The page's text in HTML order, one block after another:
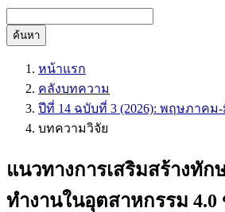
ค้นหา
หน้าแรก
คลังบทความ
ปีที่ 14 ฉบับที่ 3 (2026): พฤษภาคม
บทความวิจัย
แนวทางการเสริมสร้างทัก
ทำงานในอุตสาหกรรม 4.0